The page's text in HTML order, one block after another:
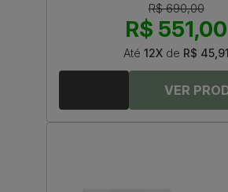
R$ 690,00
R$ 551,00
Até 12Xde R$ 45,91